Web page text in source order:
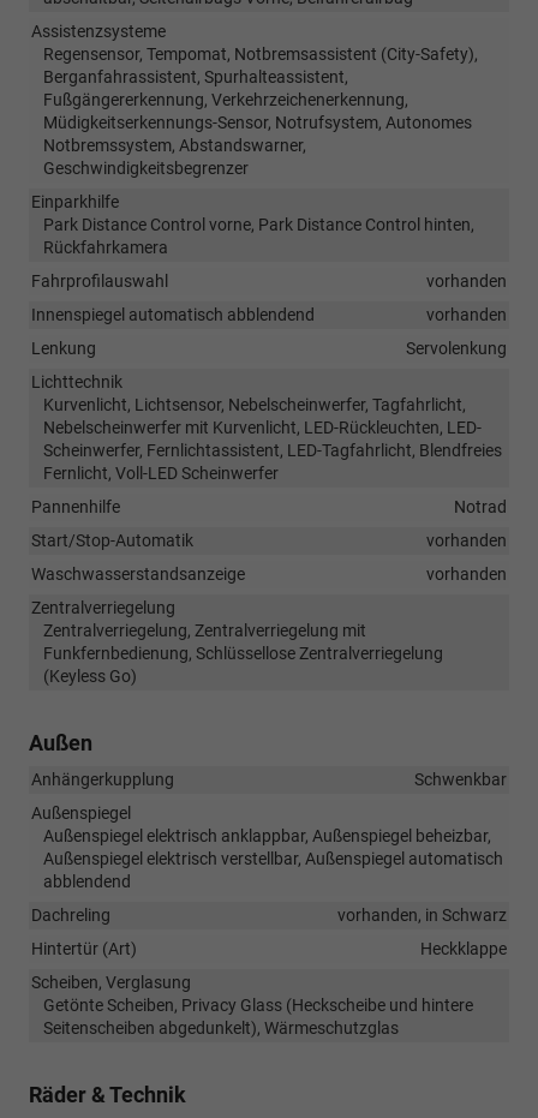
Assistenzsysteme
Regensensor, Tempomat, Notbremsassistent (City-Safety),
Berganfahrassistent, Spurhalteassistent,
Fußgängererkennung, Verkehrzeichenerkennung,
Müdigkeitserkennungs-Sensor, Notrufsystem, Autonomes
Notbremssystem, Abstandswarner,
Geschwindigkeitsbegrenzer
Einparkhilfe
Park Distance Control vorne, Park Distance Control hinten,
Rückfahrkamera
Fahrprofilauswahl
vorhanden
Innenspiegel automatisch abblendend
vorhanden
Lenkung
Servolenkung
Lichttechnik
Kurvenlicht, Lichtsensor, Nebelscheinwerfer, Tagfahrlicht,
Nebelscheinwerfer mit Kurvenlicht, LED-Rückleuchten, LED-
Scheinwerfer, Fernlichtassistent, LED-Tagfahrlicht, Blendfreies
Fernlicht, Voll-LED Scheinwerfer
Pannenhilfe
Notrad
Start/Stop-Automatik
vorhanden
Waschwasserstandsanzeige
vorhanden
Zentralverriegelung
Zentralverriegelung, Zentralverriegelung mit
Funkfernbedienung, Schlüssellose Zentralverriegelung
(Keyless Go)
Außen
Anhängerkupplung
Schwenkbar
Außenspiegel
Außenspiegel elektrisch anklappbar, Außenspiegel beheizbar,
Außenspiegel elektrisch verstellbar, Außenspiegel automatisch
abblendend
Dachreling
vorhanden, in Schwarz
Hintertür (Art)
Heckklappe
Scheiben, Verglasung
Getönte Scheiben, Privacy Glass (Heckscheibe und hintere
Seitenscheiben abgedunkelt), Wärmeschutzglas
Räder & Technik